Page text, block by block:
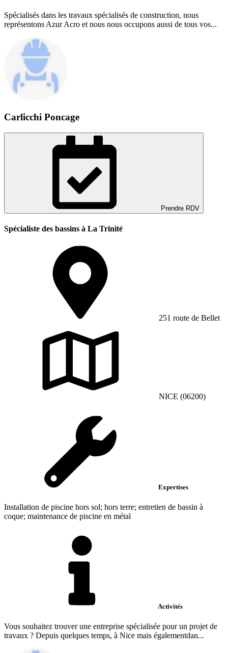
Spécialisés dans les travaux spécialisés de construction, nous
représentons Azur Acro et nous nous occupons aussi de tous vos...
Carlicchi Poncage
Prendre RDV
Spécialiste des bassins à La Trinité
251 route de Bellet
NICE (06200)
Expertises
Installation de piscine hors sol; hors terre; entretien de bassin à
coque; maintenance de piscine en métal
Activités
Vous souhaitez trouver une entreprise spécialisée pour un projet de
travaux ? Depuis quelques temps, à Nice mais égalementdan...